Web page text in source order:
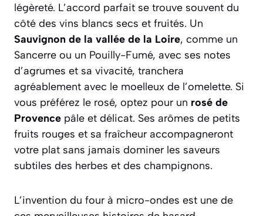
légèreté. L’accord parfait se trouve souvent du
côté des vins blancs secs et fruités. Un
Sauvignon de la vallée de la Loire, comme un
Sancerre ou un Pouilly-Fumé, avec ses notes
d’agrumes et sa vivacité, tranchera
agréablement avec le moelleux de l’omelette. Si
vous préférez le rosé, optez pour un rosé de
Provence pâle et délicat. Ses arômes de petits
fruits rouges et sa fraîcheur accompagneront
votre plat sans jamais dominer les saveurs
subtiles des herbes et des champignons.
L’invention du four à micro-ondes est une de